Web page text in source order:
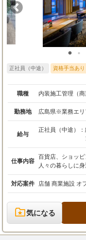
正社員（中途） 資格手当あり
職種 内装施工管理（商
勤務地 広島県※業務エリ
給与
正社員（中途）：
仕事内容
百貨店、ショッ
人々の暮らしに
ただきます。 ■具体的な業務内容 ・お客様、協力会社様との打ち
合わせ ・現地調
ジュールの作成
類作成 ・内装監理業務 単に現場を管理するだけ
段階からお客様
していく役割で
いった大規模な
対応案件 店舗 商業施設 オ
気になる